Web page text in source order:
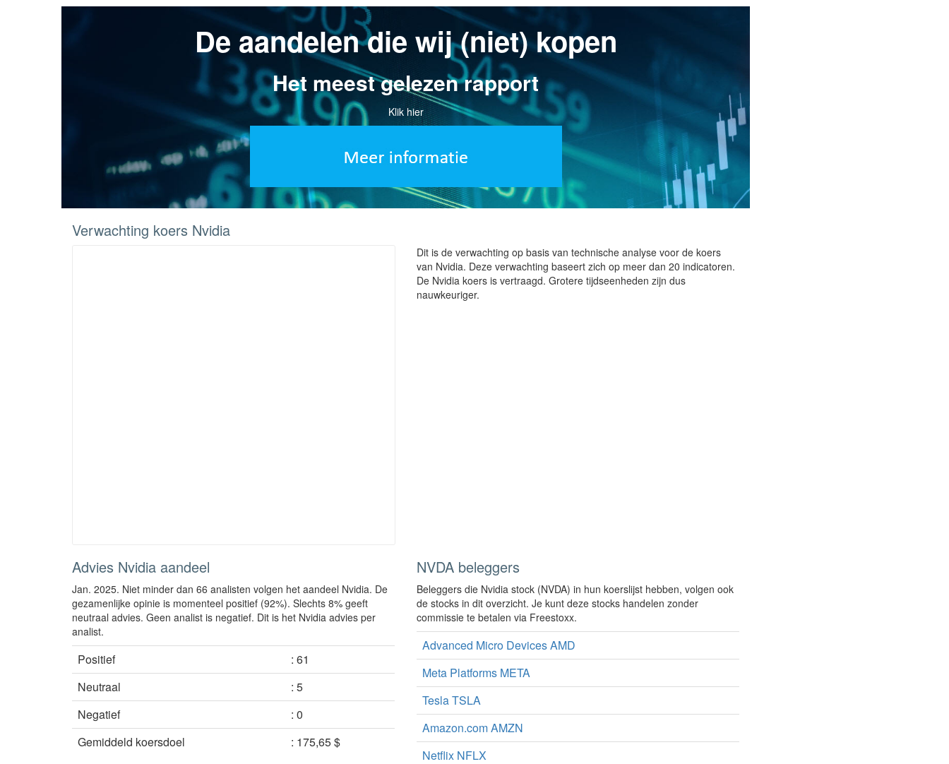
De aandelen die wij (niet) kopen
Het meest gelezen rapport
Klik hier
Verwachting koers Nvidia
Dit is de verwachting op basis van technische analyse voor de koers
van Nvidia. Deze verwachting baseert zich op meer dan 20 indicatoren.
De Nvidia koers is vertraagd. Grotere tijdseenheden zijn dus
nauwkeuriger.
Advies Nvidia aandeel
Jan. 2025. Niet minder dan 66 analisten volgen het aandeel Nvidia. De
gezamenlijke opinie is momenteel positief (92%). Slechts 8% geeft
neutraal advies. Geen analist is negatief. Dit is het Nvidia advies per
analist.
Positief
: 61
Neutraal
: 5
Negatief
: 0
Gemiddeld koersdoel
: 175,65 $
NVDA beleggers
Beleggers die Nvidia stock (NVDA) in hun koerslijst hebben, volgen ook
de stocks in dit overzicht. Je kunt deze stocks handelen zonder
commissie te betalen via Freestoxx.
Advanced Micro Devices AMD
Meta Platforms META
Tesla TSLA
Amazon.com AMZN
Netflix NFLX